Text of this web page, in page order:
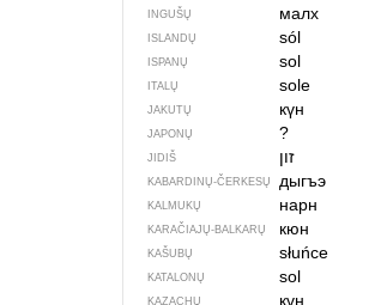
INGUŠŲ малх
ISLANDŲ sól
ISPANŲ sol
ITALŲ sole
JAKUTŲ күн
JAPONŲ ?
JIDIŠ זון
KABARDINŲ-ČERKESŲ дыгъэ
KALMUKŲ нарн
KARAČIAJŲ-BALKARŲ кюн
KAŠUBŲ słuńce
KATALONŲ sol
KAZACHŲ күн